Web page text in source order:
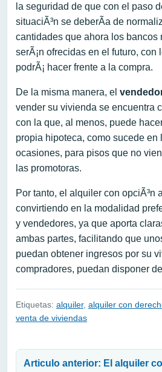
la seguridad de que con el paso
situaciÃ³n se deberÃ­a de
cantidades que ahora los bancos
serÃ¡n ofrecidas en el futuro, con
podrÃ¡ hacer frente a la compra.
De la misma manera, el
vender su vivienda se encuentra
con la que, al menos, puede
propia hipoteca, como sucede en
ocasiones, para pisos que no
las promotoras.
Por tanto, el alquiler con opciÃ³n
convirtiendo en la modalidad
y vendedores, ya que aporta
ambas partes, facilitando que
puedan obtener ingresos por su
compradores, puedan disponer
Etiquetas: alquiler, alquiler con
venta de viviendas
Articulo anterior: El alquiler